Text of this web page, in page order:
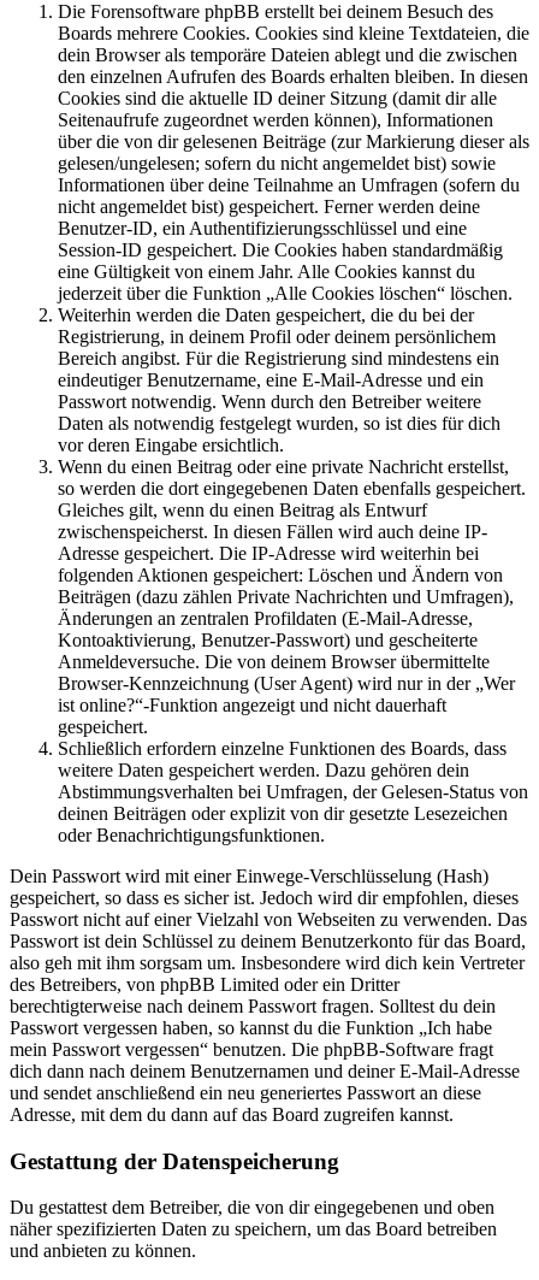
Die Forensoftware phpBB erstellt bei deinem Besuch des
Boards mehrere Cookies. Cookies sind kleine Textdateien, die
dein Browser als temporäre Dateien ablegt und die zwischen
den einzelnen Aufrufen des Boards erhalten bleiben. In diesen
Cookies sind die aktuelle ID deiner Sitzung (damit dir alle
Seitenaufrufe zugeordnet werden können), Informationen
über die von dir gelesenen Beiträge (zur Markierung dieser als
gelesen/ungelesen; sofern du nicht angemeldet bist) sowie
Informationen über deine Teilnahme an Umfragen (sofern du
nicht angemeldet bist) gespeichert. Ferner werden deine
Benutzer-ID, ein Authentifizierungsschlüssel und eine
Session-ID gespeichert. Die Cookies haben standardmäßig
eine Gültigkeit von einem Jahr. Alle Cookies kannst du
jederzeit über die Funktion „Alle Cookies löschen“ löschen.
Weiterhin werden die Daten gespeichert, die du bei der
Registrierung, in deinem Profil oder deinem persönlichem
Bereich angibst. Für die Registrierung sind mindestens ein
eindeutiger Benutzername, eine E-Mail-Adresse und ein
Passwort notwendig. Wenn durch den Betreiber weitere
Daten als notwendig festgelegt wurden, so ist dies für dich
vor deren Eingabe ersichtlich.
Wenn du einen Beitrag oder eine private Nachricht erstellst,
so werden die dort eingegebenen Daten ebenfalls gespeichert.
Gleiches gilt, wenn du einen Beitrag als Entwurf
zwischenspeicherst. In diesen Fällen wird auch deine IP-
Adresse gespeichert. Die IP-Adresse wird weiterhin bei
folgenden Aktionen gespeichert: Löschen und Ändern von
Beiträgen (dazu zählen Private Nachrichten und Umfragen),
Änderungen an zentralen Profildaten (E-Mail-Adresse,
Kontoaktivierung, Benutzer-Passwort) und gescheiterte
Anmeldeversuche. Die von deinem Browser übermittelte
Browser-Kennzeichnung (User Agent) wird nur in der „Wer
ist online?“-Funktion angezeigt und nicht dauerhaft
gespeichert.
Schließlich erfordern einzelne Funktionen des Boards, dass
weitere Daten gespeichert werden. Dazu gehören dein
Abstimmungsverhalten bei Umfragen, der Gelesen-Status von
deinen Beiträgen oder explizit von dir gesetzte Lesezeichen
oder Benachrichtigungsfunktionen.
Dein Passwort wird mit einer Einwege-Verschlüsselung (Hash)
gespeichert, so dass es sicher ist. Jedoch wird dir empfohlen, dieses
Passwort nicht auf einer Vielzahl von Webseiten zu verwenden. Das
Passwort ist dein Schlüssel zu deinem Benutzerkonto für das Board,
also geh mit ihm sorgsam um. Insbesondere wird dich kein Vertreter
des Betreibers, von phpBB Limited oder ein Dritter
berechtigterweise nach deinem Passwort fragen. Solltest du dein
Passwort vergessen haben, so kannst du die Funktion „Ich habe
mein Passwort vergessen“ benutzen. Die phpBB-Software fragt
dich dann nach deinem Benutzernamen und deiner E-Mail-Adresse
und sendet anschließend ein neu generiertes Passwort an diese
Adresse, mit dem du dann auf das Board zugreifen kannst.
Gestattung der Datenspeicherung
Du gestattest dem Betreiber, die von dir eingegebenen und oben
näher spezifizierten Daten zu speichern, um das Board betreiben
und anbieten zu können.